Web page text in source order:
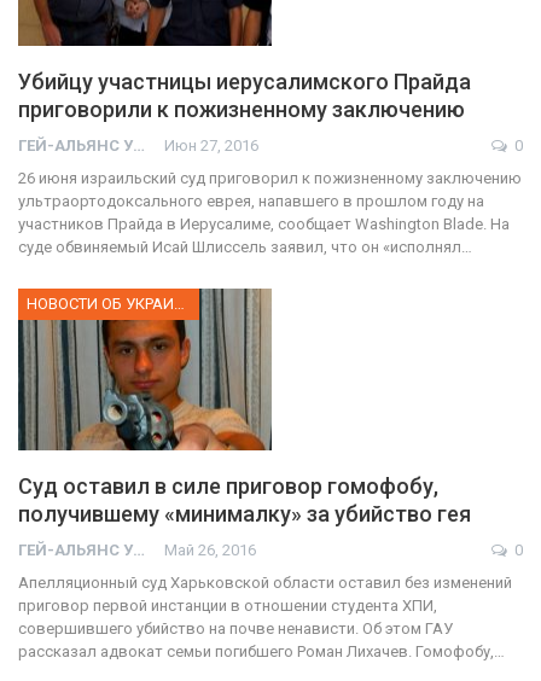
Убийцу участницы иерусалимского Прайда
приговорили к пожизненному заключению
ГЕЙ-АЛЬЯНС УКРАИНА Июн 27, 2016
0
26 июня израильский суд приговорил к пожизненному заключению
ультраортодоксального еврея, напавшего в прошлом году на
участников Прайда в Иерусалиме, сообщает Washington Blade. На
суде обвиняемый Исай Шлиссель заявил, что он «исполнял…
Суд оставил в силе приговор гомофобу,
получившему «минималку» за убийство гея
ГЕЙ-АЛЬЯНС УКРАИНА Май 26, 2016
0
Апелляционный суд Харьковской области оставил без изменений
приговор первой инстанции в отношении студента ХПИ,
совершившего убийство на почве ненависти. Об этом ГАУ
рассказал адвокат семьи погибшего Роман Лихачев. Гомофобу,…